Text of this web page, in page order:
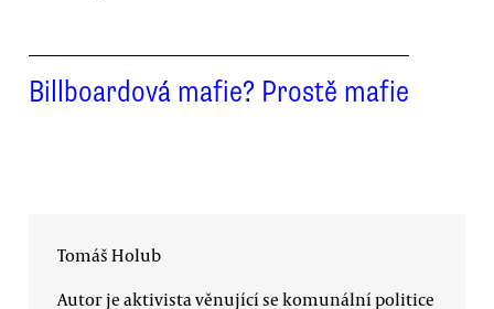
Billboardová mafie? Prostě mafie
Tomáš Holub
Autor je aktivista věnující se komunální politice